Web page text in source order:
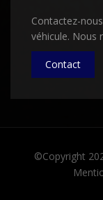
Contactez-
véhicule. Nous
Contact
©Copyright